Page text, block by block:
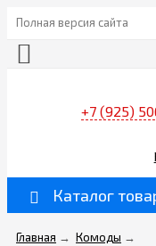
Полная версия сайта
+7 (925)
Каталог
Главная → Комоды →